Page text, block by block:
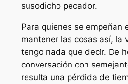
susodicho pecador.
Para quienes se empeñan
mantener las cosas así, la
tengo nada que decir. De
conversación con
resulta una pérdida de